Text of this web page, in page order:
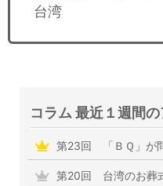
台湾
コラム 最近１週間
第23回 「ＢＱ」が
第20回 台湾のお葬